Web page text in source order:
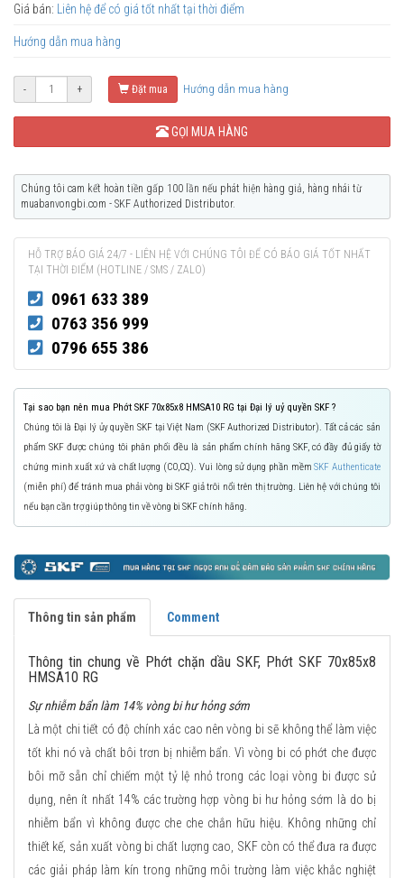
Giá bán: Liên hệ để có giá tốt nhất tại thời điểm
Hướng dẫn mua hàng
- + Đặt mua Hướng dẫn mua hàng
GỌI MUA HÀNG
Chúng tôi cam kết hoàn tiền gấp 100 lần nếu phát hiện hàng giả, hàng nhái từ
muabanvongbi.com - SKF Authorized Distributor.
HỖ TRỢ BÁO GIÁ 24/7 - LIÊN HỆ VỚI CHÚNG TÔI ĐỂ CÓ BÁO GIÁ TỐT NHẤT
TẠI THỜI ĐIỂM (HOTLINE / SMS / ZALO)
0961 633 389
0763 356 999
0796 655 386
Tại sao bạn nên mua Phớt SKF 70x85x8 HMSA10 RG tại Đại lý uỷ quyền SKF ?
Chúng tôi là Đại lý ủy quyền SKF tại Việt Nam (SKF Authorized Distributor). Tất cả các sản
phẩm SKF được chúng tôi phân phối đều là sản phẩm chính hãng SKF, có đầy đủ giấy tờ
chứng minh xuất xứ và chất lượng (CO,CQ). Vui lòng sử dụng phần mềmSKF Authenticate
(miễn phí) để tránh mua phải vòng bi SKF giả trôi nổi trên thị trường. Liên hệ với chúng tôi
nếu bạn cần trợ giúp thông tin về vòng bi SKF chính hãng.
Thông tin sản phẩm Comment
Thông tin chung về Phớt chặn dầu SKF, Phớt SKF 70x85x8
HMSA10 RG
Sự nhiễm bẩn làm 14% vòng bi hư hỏng sớm
Là một chi tiết có độ chính xác cao nên vòng bi sẽ không thể làm việc
tốt khi nó và chất bôi trơn bị nhiễm bẩn. Vì vòng bi có phớt che được
bôi mỡ sẵn chỉ chiếm một tỷ lệ nhỏ trong các loại vòng bi được sử
dụng, nên ít nhất 14% các trường hợp vòng bi hư hỏng sớm là do bị
nhiễm bẩn vì không được che che chắn hữu hiệu. Không những chỉ
thiết kế, sản xuất vòng bi chất lượng cao, SKF còn có thể đưa ra được
các giải pháp làm kín trong những môi trường làm việc khắc nghiệt